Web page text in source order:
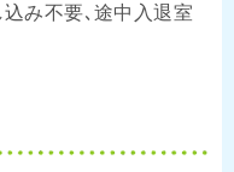
み不要､途中入退室